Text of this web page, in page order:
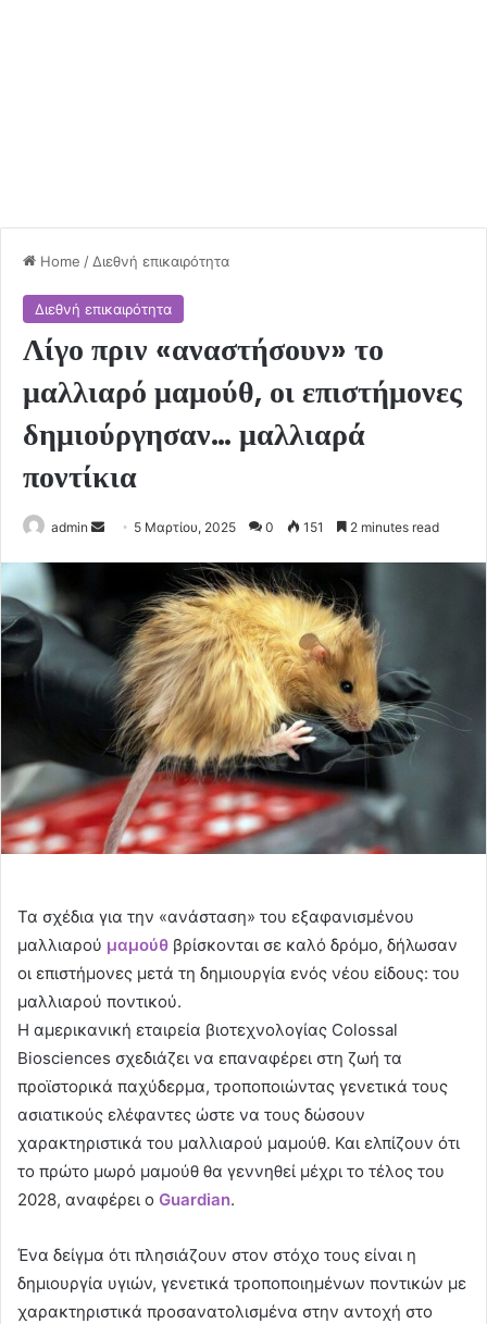
Home / Διεθνή επικαιρότητα
Διεθνή επικαιρότητα
Λίγο πριν «αναστήσουν» το
μαλλιαρό μαμούθ, οι επιστήμονες
δημιούργησαν… μαλλιαρά
ποντίκια
admin
Send 5 Μαρτίου, 2025 0 151 2 minutes read
Τα σχέδια για την «ανάσταση» του εξαφανισμένου
μαλλιαρού μαμούθ βρίσκονται σε καλό δρόμο, δήλωσαν
οι επιστήμονες μετά τη δημιουργία ενός νέου είδους: του
μαλλιαρού ποντικού.
Η αμερικανική εταιρεία βιοτεχνολογίας Colossal
Biosciences σχεδιάζει να επαναφέρει στη ζωή τα
προϊστορικά παχύδερμα, τροποποιώντας γενετικά τους
ασιατικούς ελέφαντες ώστε να τους δώσουν
χαρακτηριστικά του μαλλιαρού μαμούθ. Και ελπίζουν ότι
το πρώτο μωρό μαμούθ θα γεννηθεί μέχρι το τέλος του
2028, αναφέρει ο Guardian.
Ένα δείγμα ότι πλησιάζουν στον στόχο τους είναι η
δημιουργία υγιών, γενετικά τροποποιημένων ποντικών με
χαρακτηριστικά προσανατολισμένα στην αντοχή στο